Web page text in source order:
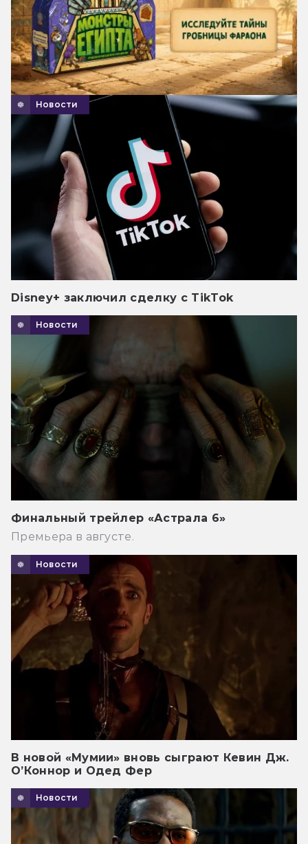
Новости
Disney+ заключил сделку с TikTok
Новости
Финальный трейлер «Астрала 6»
Премьера в августе.
Новости
В новой «Мумии» вновь сыграют Кевин Дж.
О’Коннор и Одед Фер
Новости